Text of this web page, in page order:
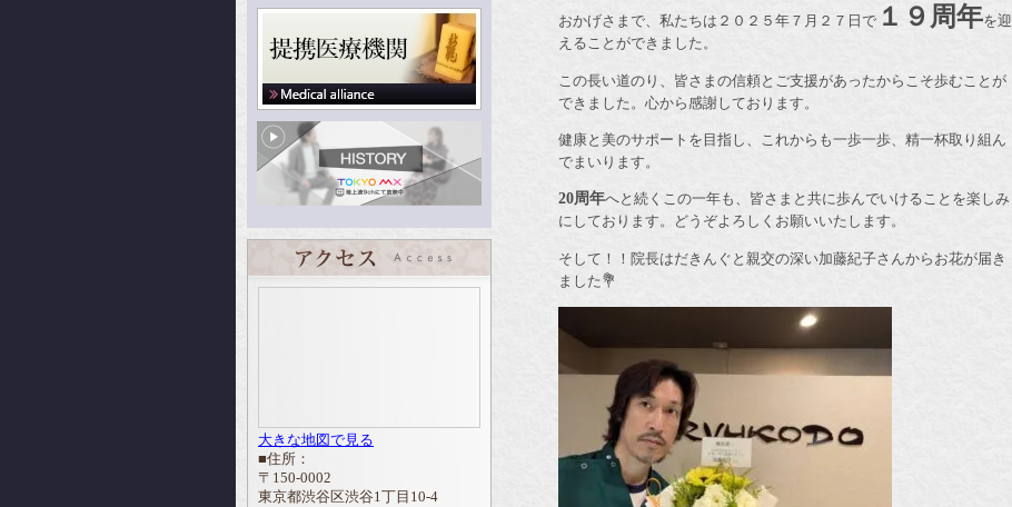
おかげさまで、私たちは２０２５年７月２７日で １９ 周年を迎
えることができました。
この長い道のり、皆さまの信頼とご支援があったからこそ歩むことが
できました。心から感謝しております。
健康と美のサポートを目指し、これからも一歩一歩、精一杯取り組ん
でまいります。
20周年へと続くこの一年も、皆さまと共に歩んでいけることを楽しみ
にしております。どうぞよろしくお願いいたします。
そして！！院長はだきんぐと親交の深い加藤紀子さんからお花が届き
ました💐
大きな地図で見る
■住所：
〒150-0002
東京都渋谷区渋谷1丁目10-4